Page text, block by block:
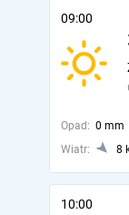
09:00
Opad: 0 mm
Wiatr:
8
10:00